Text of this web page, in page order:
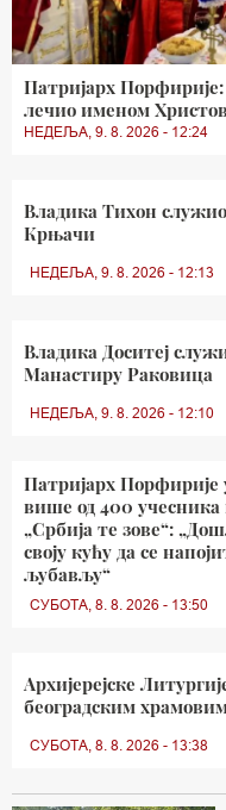
Патријарх
лечио именом
НЕДЕЉА, 9. 8. 2026 - 12:24
Владика Тихон
Крњачи
НЕДЕЉА, 9. 8. 2026 - 12:13
Владика Доситеј
Манастиру Раковица
НЕДЕЉА, 9. 8. 2026 - 12:10
Патријарх Порфирије
више од 400 учесника
„Србија те зове“:
своју кућу да се
љубављу“
СУБОТА, 8. 8. 2026 - 13:50
Архијерејске
београдским
СУБОТА, 8. 8. 2026 - 13:38